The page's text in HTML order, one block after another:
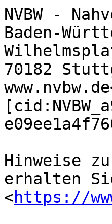
NVBW -
Baden-
70182
Hinweise
erhalten
<https://